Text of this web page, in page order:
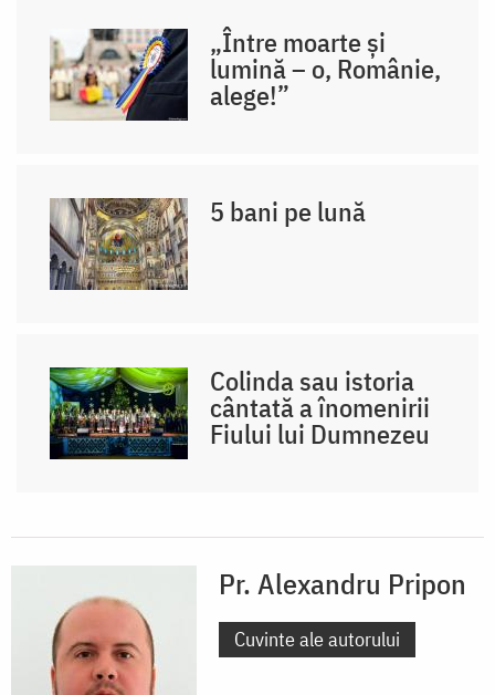
„Între moarte și
lumină – o, Românie,
alege!”
5 bani pe lună
Colinda sau istoria
cântată a înomenirii
Fiului lui Dumnezeu
Pr. Alexandru Pripon
Cuvinte ale autorului